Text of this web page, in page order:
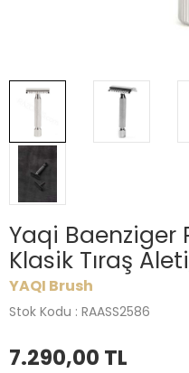
Yaqi Baenziger
Klasik Tıraş
YAQI Brush
Stok Kodu : RAASS2586
7.290,00 TL